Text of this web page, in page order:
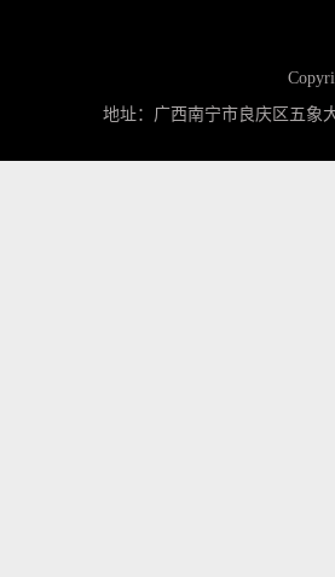
地址：广西南宁市良庆区五象